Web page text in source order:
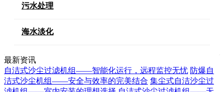
污水处理
海水淡化
最新资讯
自洁式沙尘过滤机组——智能化运行，远程监控无忧 防爆自
洁式沙尘机组——安全与效率的完美结合 集尘式自洁沙尘过